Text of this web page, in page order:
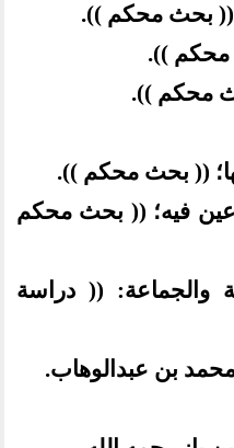
(( بحث محكم )).
محكم )).
محكم )).
(( بحث محكم )).
فيه؛ (( بحث محكم
والجماعة: (( دراسة
بن عبدالوهاب.